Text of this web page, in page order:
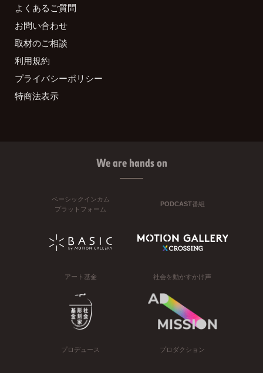
よくあるご質問
お問い合わせ
取材のご相談
利用規約
プライバシーポリシー
特商法表示
We are hands on
ベーシックインカム
プラットフォーム
PODCAST番組
アート基金 社会を動かすかけ声
プロデュース プロダクション